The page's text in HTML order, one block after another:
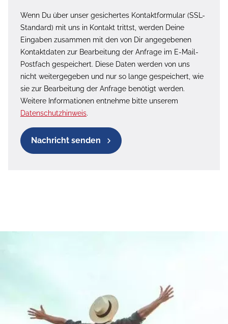
Wenn Du über unser gesichertes Kontaktformular (SSL-
Standard) mit uns in Kontakt trittst, werden Deine
Eingaben zusammen mit den von Dir angegebenen
Kontaktdaten zur Bearbeitung der Anfrage im E-Mail-
Postfach gespeichert. Diese Daten werden von uns
nicht weitergegeben und nur so lange gespeichert, wie
sie zur Bearbeitung der Anfrage benötigt werden.
Weitere Informationen entnehme bitte unserem
Datenschutzhinweis.
Nachricht senden